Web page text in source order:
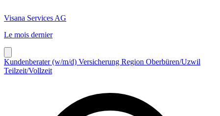
Visana Services AG
Le mois dernier
Kundenberater (w/m/d) Versicherung Region Oberbüren/Uzwil
Teilzeit/Vollzeit